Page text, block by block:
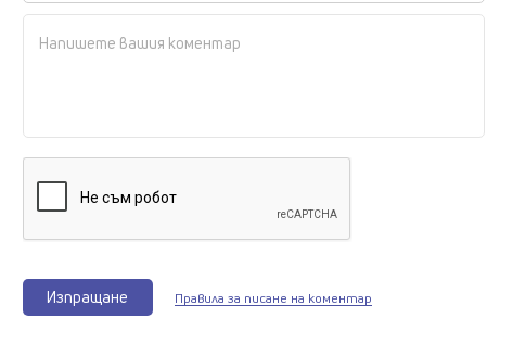
Изпращане Правила за писане на коментар